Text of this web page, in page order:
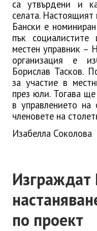
са утвърдени и
селата.
Бански е
пък
местен управник –
организация е
Борислав Тасков.
за участие в
през юли. Тогава
в управлението на
членовете на
Изабелла Соколова
Изграждат
по проект